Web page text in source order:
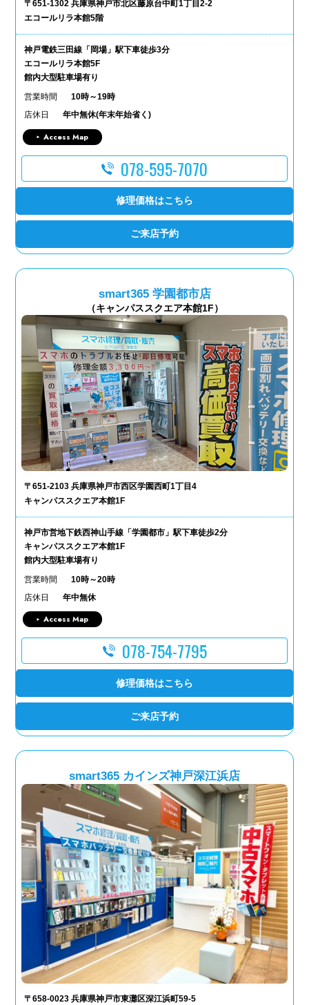
〒651-1302 兵庫県神戸市北区藤原台中町1丁目2-2
エコールリラ本館5階
神戸電鉄三田線「岡場」駅下車徒歩3分
エコールリラ本館5F
館内大型駐車場有り
営業時間
10時～19時
店休日
年中無休(年末年始省く)
Access Map
078-595-7070
修理価格はこちら
ご来店予約
smart365 学園都市店
（キャンパススクエア本館1F）
〒651-2103 兵庫県神戸市西区学園西町1丁目4
キャンパススクエア本館1F
神戸市営地下鉄西神山手線「学園都市」駅下車徒歩2分
キャンパススクエア本館1F
館内大型駐車場有り
営業時間
10時～20時
店休日
年中無休
Access Map
078-754-7795
修理価格はこちら
ご来店予約
smart365 カインズ神戸深江浜店
〒658-0023 兵庫県神戸市東灘区深江浜町59-5